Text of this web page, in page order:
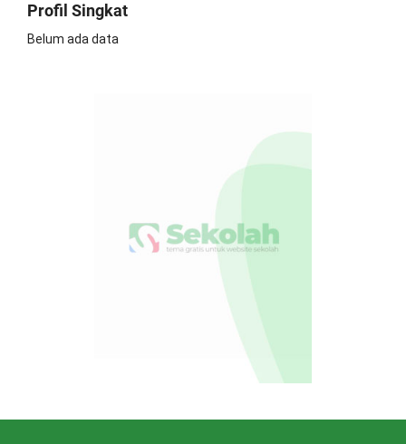
Profil Singkat
Belum ada data